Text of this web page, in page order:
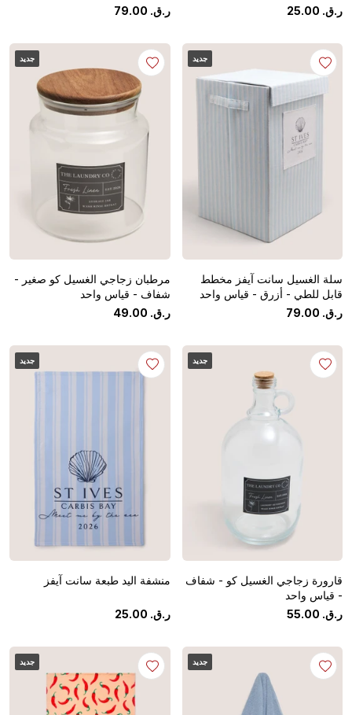
ر.ق.
25.00
ر.ق.
79.00
جديد
سلة الغسيل سانت آيفز مخطط
قابل للطي - أزرق - قياس واحد
ر.ق.
79.00
جديد
مرطبان زجاجي الغسيل كو صغير -
شفاف - قياس واحد
ر.ق.
49.00
جديد
قارورة زجاجي الغسيل كو - شفاف
- قياس واحد
ر.ق.
55.00
جديد
منشفة اليد طبعة سانت آيفز
ر.ق. 25.00
جديد جديد